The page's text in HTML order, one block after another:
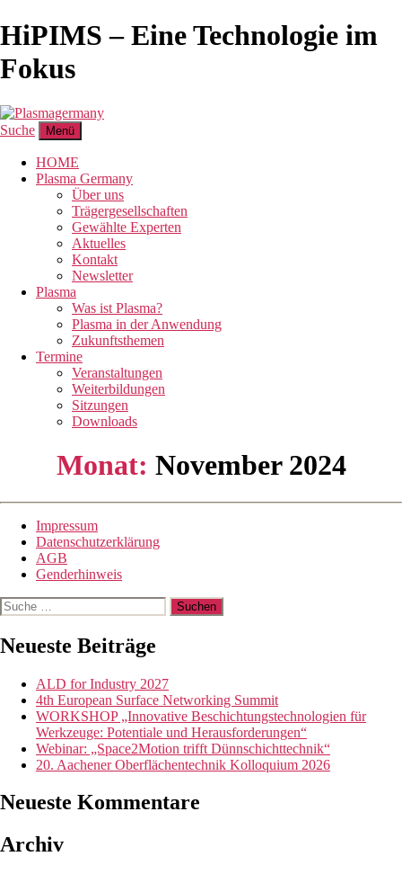
HiPIMS – Eine Technologie im
Fokus
Suche Menü
HOME
Plasma Germany
Über uns
Trägergesellschaften
Gewählte Experten
Aktuelles
Kontakt
Newsletter
Plasma
Was ist Plasma?
Plasma in der Anwendung
Zukunftsthemen
Termine
Veranstaltungen
Weiterbildungen
Sitzungen
Downloads
Monat: November 2024
Impressum
Datenschutzerklärung
AGB
Genderhinweis
Suche
nach:
Neueste Beiträge
ALD for Industry 2027
4th European Surface Networking Summit
WORKSHOP „Innovative Beschichtungstechnologien für
Werkzeuge: Potentiale und Herausforderungen“
Webinar: „Space2Motion trifft Dünnschichttechnik“
20. Aachener Oberflächentechnik Kolloquium 2026
Neueste Kommentare
Archiv